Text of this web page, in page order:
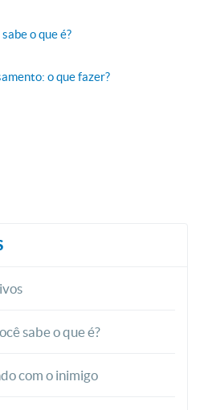
o que é?
o que fazer?
sabe o que é?
com o inimigo